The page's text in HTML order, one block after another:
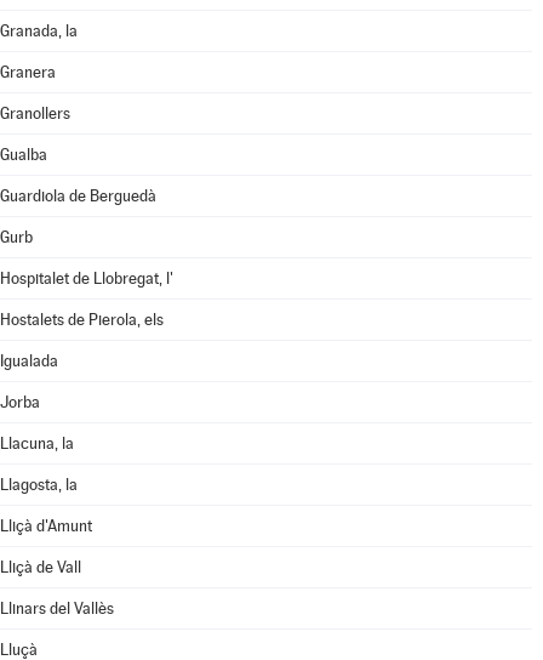
Granada, la
Granera
Granollers
Gualba
Guardiola de Berguedà
Gurb
Hospitalet de Llobregat, l'
Hostalets de Pierola, els
Igualada
Jorba
Llacuna, la
Llagosta, la
Lliçà d'Amunt
Lliçà de Vall
Llinars del Vallès
Lluçà